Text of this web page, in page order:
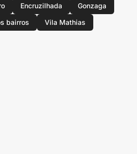
Encruzilhada
Gonzaga
bairros Vila Mathias